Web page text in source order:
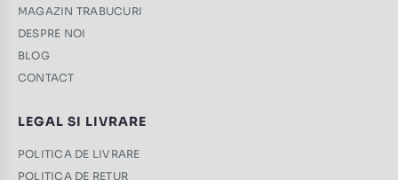
MAGAZIN TRABUCURI
DESPRE NOI
BLOG
CONTACT
LEGAL SI LIVRARE
POLITICA DE LIVRARE
POLITICA DE RETUR